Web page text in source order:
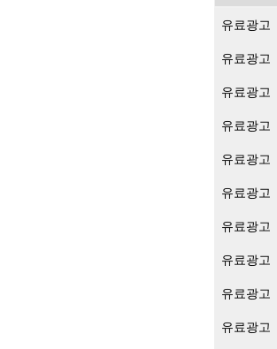
유료광고
유료광고
유료광고
유료광고
유료광고
유료광고
유료광고
유료광고
유료광고
유료광고